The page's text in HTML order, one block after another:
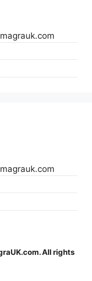
All rights